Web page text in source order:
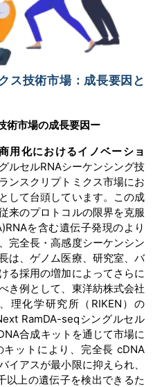
ス技術市場：成長要因と
術市場の成長要因ー
用化におけるイノベーショ
ルセルRNAシーケンシング技
ンスクリプトミクス市場にお
して台頭しています。この成
来のプロトコルの限界を克服
を含む遺伝子発現のより
完全長・高感度シーケンシン
は、ゲノム医療、研究室、バ
る採用の増加によってさらに
き例として、東洋紡株式会社
理化学研究所（RIKEN）の
RamDA-seqシングルセル
合成キットを通じて市場に
ットにより、完全長 cDNA
イアスが最小限に抑えられ、
以上の遺伝子を検出できるた